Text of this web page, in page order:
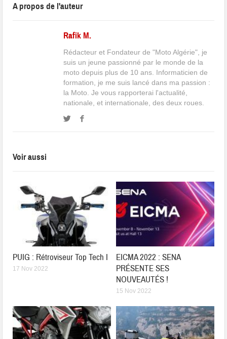
A propos de l'auteur
Rafik M.
Rédacteur et Fondateur de "Moto Algérie", je
suis un jeune passionné par le monde de la
moto depuis plus de 10 ans. Informaticien de
formation, je me suis lancé dans ma passion :
la Moto. Je vous rapporterai l'actualité,
nationale, et internationale, des deux roues.
Voir aussi
PUIG : Rétroviseur Top Tech I
17 Nov 2022
EICMA 2022 : SENA
PRÉSENTE SES
NOUVEAUTÉS !
15 Nov 2022